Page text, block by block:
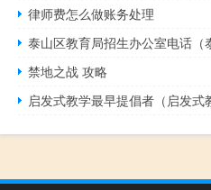
律师费怎么做账务处理
泰山区教育局招生办公室电话（
禁地之战 攻略
启发式教学最早提倡者（启发式